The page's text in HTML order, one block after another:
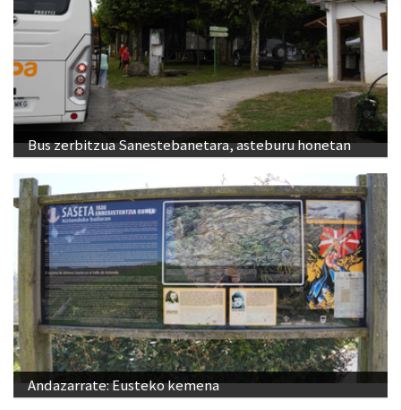
Bus zerbitzua Sanestebanetara, asteburu honetan
Andazarrate: Eusteko kemena